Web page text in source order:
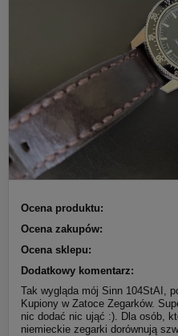
Ocena produktu:
Ocena zakupów:
Ocena sklepu:
Dodatkowy komentarz:
Tak wygląda mój Sinn 104StAI,
Kupiony w Zatoce Zegarków.
nic dodać nic ująć :). Dla osób,
niemieckie zegarki dorównują